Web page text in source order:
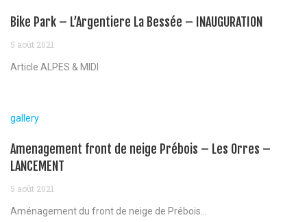
Bike Park – L’Argentiere La Bessée – INAUGURATION
5 août 2021
Article ALPES & MIDI
gallery
Amenagement front de neige Prébois – Les Orres –
LANCEMENT
5 août 2021
Aménagement du front de neige de Prébois...